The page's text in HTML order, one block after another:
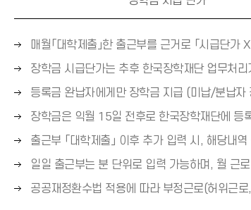
오
른
화
살
(
→
매월「대학제출」한 출근부를 근거로 「시급단
오
른
화
살
(
→
장학금 시급단가는 추후 한국장학재단 업무처
오
른
화
살
(
등록금 완납자에게만 장학금 지급 (미납/분납자
오
른
화
살
장학금은 익월 15일 전후로 한국장학재단에 등
오
른
화
출근부 「대학제출」 이후 추가 입력 시, 해당내
오
른
일일 출근부는 분 단위로 입력 가능하며, 월 근
오
공공재정환수법 적용에 따라 부정근로(허위근